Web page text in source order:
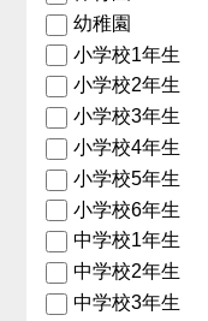
幼稚園
小学校1年生
小学校2年生
小学校3年生
小学校4年生
小学校5年生
小学校6年生
中学校1年生
中学校2年生
中学校3年生